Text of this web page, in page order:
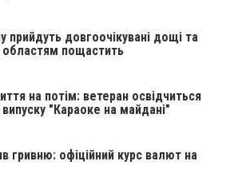
прийдуть довгоочікувані дощі та
пощастить
на потім: ветеран освідчиться
"Караоке на майдані"
гривню: офіційний курс валют на